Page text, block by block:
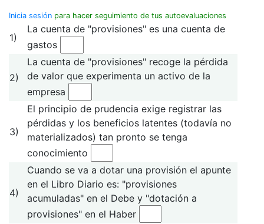
Inicia sesión para hacer seguimiento de tus autoevaluaciones
1)
La cuenta de "provisiones" es una cuenta de
gastos
2)
La cuenta de "provisiones" recoge la pérdida
de valor que experimenta un activo de la
empresa
3)
El principio de prudencia exige registrar las
pérdidas y los beneficios latentes (todavía no
materializados) tan pronto se tenga
conocimiento
4)
Cuando se va a dotar una provisión el apunte
en el Libro Diario es: "provisiones
acumuladas" en el Debe y "dotación a
provisiones" en el Haber